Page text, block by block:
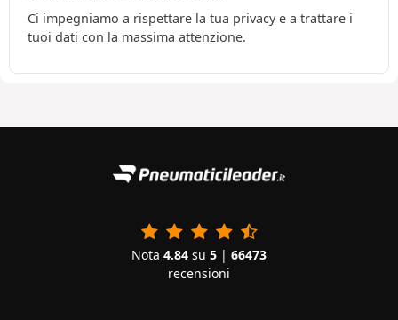
Ci impegniamo a rispettare la tua privacy e a trattare i
tuoi dati con la massima attenzione.
Nota 4.84 su 5 | 66473
recensioni